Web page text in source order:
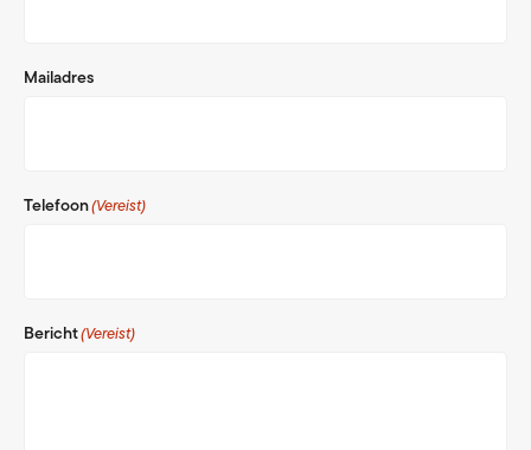
Mailadres
Telefoon(Vereist)
Bericht(Vereist)